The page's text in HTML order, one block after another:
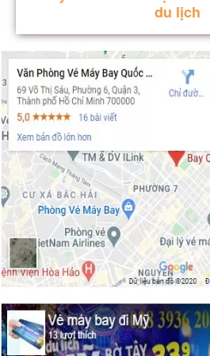
du lịch
​​​​​​​Điểm danh những
Phoenix